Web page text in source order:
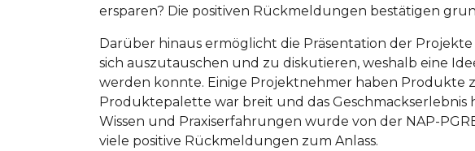
ersparen? Die positiven Rückmeldungen bestätigen
Darüber hinaus ermöglicht die Präsentation der
sich auszutauschen und zu diskutieren, weshalb eine
werden konnte. Einige Projektnehmer haben Produkte
Produktepalette war breit und das Geschmackserlebnis
Wissen und Praxiserfahrungen wurde von der NAP-
viele positive Rückmeldungen zum Anlass.